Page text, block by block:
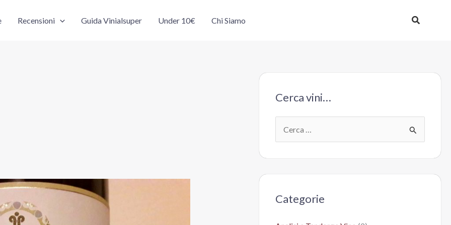
Recensioni Guida Vinialsuper Under 10€ Chi Siamo Cerca
Cerca vini…
e
:Categorie